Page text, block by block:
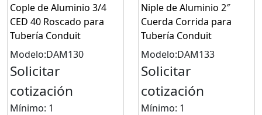
Cople de Aluminio 3/4
CED 40 Roscado para
Tubería Conduit
Modelo:DAM130
Solicitar
cotización
Mínimo: 1
Niple de Aluminio 2″
Cuerda Corrida para
Tubería Conduit
Modelo:DAM133
Solicitar
cotización
Mínimo: 1